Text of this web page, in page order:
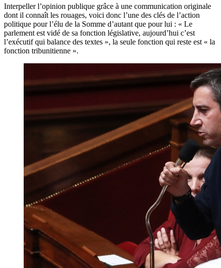
Interpeller l’opinion publique grâce à une communication originale
dont il connaît les rouages, voici donc l’une des clés de l’action
politique pour l’élu de la Somme d’autant que pour lui : « Le
parlement est vidé de sa fonction législative, aujourd’hui c’est
l’exécutif qui balance des textes », la seule fonction qui reste est « la
fonction tribunitienne ».